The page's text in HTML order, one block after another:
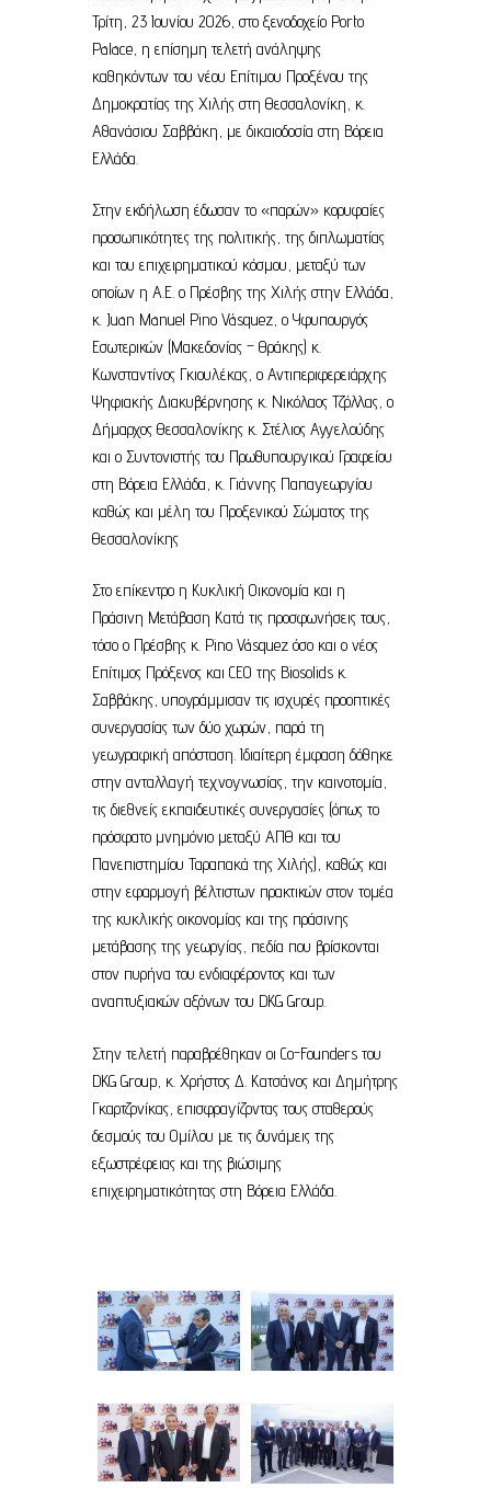
Τρίτη, 23 Ιουνίου 2026, στο ξενοδοχείο Porto
Palace, η επίσημη τελετή ανάληψης
καθηκόντων του νέου Επίτιμου Προξένου της
Δημοκρατίας της Χιλής στη Θεσσαλονίκη, κ.
Αθανάσιου Σαββάκη, με δικαιοδοσία στη Βόρεια
Ελλάδα.
Στην εκδήλωση έδωσαν το «παρών» κορυφαίες
προσωπικότητες της πολιτικής, της διπλωματίας
και του επιχειρηματικού κόσμου, μεταξύ των
οποίων η Α.Ε. ο Πρέσβης της Χιλής στην Ελλάδα,
κ. Juan Manuel Pino Vásquez, ο Υφυπουργός
Εσωτερικών (Μακεδονίας – Θράκης) κ.
Κωνσταντίνος Γκιουλέκας, ο Αντιπεριφερειάρχης
Ψηφιακής Διακυβέρνησης κ. Νικόλαος Τζόλλας, ο
Δήμαρχος Θεσσαλονίκης κ. Στέλιος Αγγελούδης
και ο Συντονιστής του Πρωθυπουργικού Γραφείου
στη Βόρεια Ελλάδα, κ. Γιάννης Παπαγεωργίου
καθώς και μέλη του Προξενικού Σώματος της
Θεσσαλονίκης
Στο επίκεντρο η Κυκλική Οικονομία και η
Πράσινη Μετάβαση Κατά τις προσφωνήσεις τους,
τόσο ο Πρέσβης κ. Pino Vásquez όσο και ο νέος
Επίτιμος Πρόξενος και CEO της Biosolids κ.
Σαββάκης, υπογράμμισαν τις ισχυρές προοπτικές
συνεργασίας των δύο χωρών, παρά τη
γεωγραφική απόσταση. Ιδιαίτερη έμφαση δόθηκε
στην ανταλλαγή τεχνογνωσίας, την καινοτομία,
τις διεθνείς εκπαιδευτικές συνεργασίες (όπως το
πρόσφατο μνημόνιο μεταξύ ΑΠΘ και του
Πανεπιστημίου Ταραπακά της Χιλής), καθώς και
στην εφαρμογή βέλτιστων πρακτικών στον τομέα
της κυκλικής οικονομίας και της πράσινης
μετάβασης της γεωργίας, πεδία που βρίσκονται
στον πυρήνα του ενδιαφέροντος και των
αναπτυξιακών αξόνων του DKG Group.
Στην τελετή παραβρέθηκαν οι Co-Founders του
DKG Group, κ. Χρήστος Δ. Κατσάνος και Δημήτρης
Γκαρτζονίκας, επισφραγίζοντας τους σταθερούς
δεσμούς του Ομίλου με τις δυνάμεις της
εξωστρέφειας και της βιώσιμης
επιχειρηματικότητας στη Βόρεια Ελλάδα.